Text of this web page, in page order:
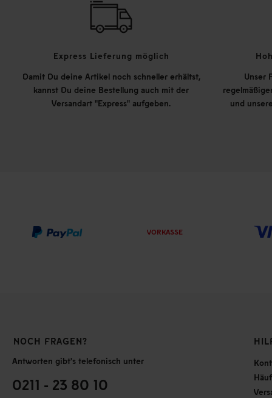
Express Lieferung möglich
Damit Du deine Artikel noch schneller erhältst,
kannst Du deine Bestellung auch mit der
Versandart "Express" aufgeben.
Unser
und
VORKASSE
NOCH FRAGEN?
Antworten gibt's telefonisch unter
0211 - 23 80 10